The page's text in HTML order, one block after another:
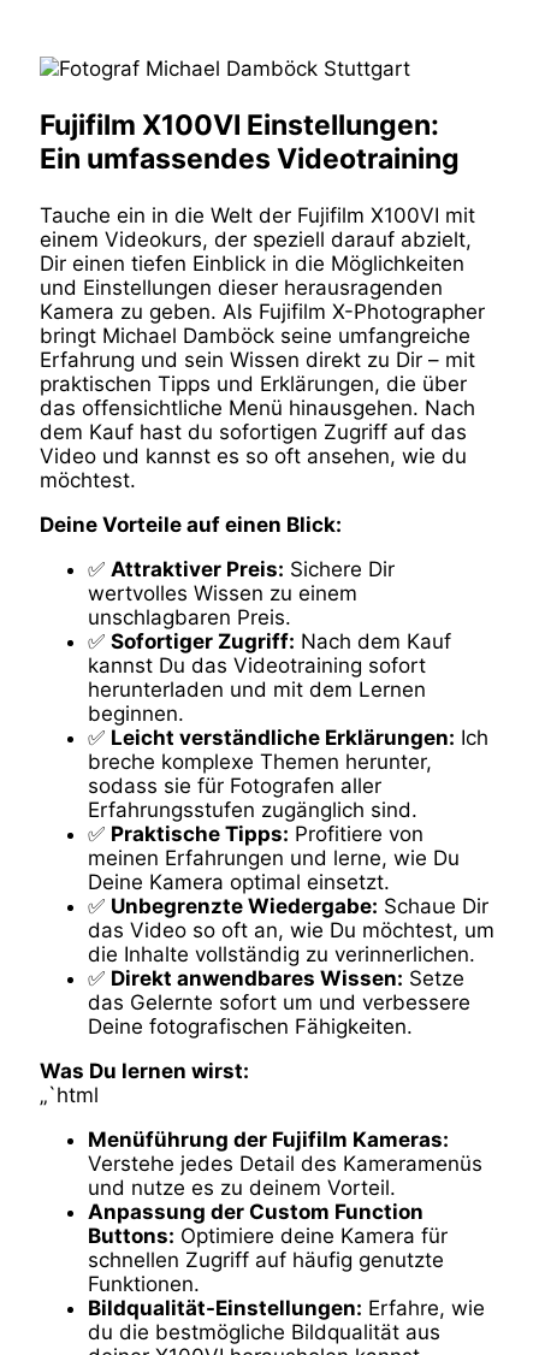
Fujifilm X100VI Einstellungen:
Ein umfassendes Videotraining
Tauche ein in die Welt der Fujifilm X100VI mit
einem Videokurs, der speziell darauf abzielt,
Dir einen tiefen Einblick in die Möglichkeiten
und Einstellungen dieser herausragenden
Kamera zu geben. Als Fujifilm X-Photographer
bringt Michael Damböck seine umfangreiche
Erfahrung und sein Wissen direkt zu Dir – mit
praktischen Tipps und Erklärungen, die über
das offensichtliche Menü hinausgehen. Nach
dem Kauf hast du sofortigen Zugriff auf das
Video und kannst es so oft ansehen, wie du
möchtest.
Deine Vorteile auf einen Blick:
✅ Attraktiver Preis: Sichere Dir
wertvolles Wissen zu einem
unschlagbaren Preis.
✅ Sofortiger Zugriff: Nach dem Kauf
kannst Du das Videotraining sofort
herunterladen und mit dem Lernen
beginnen.
✅ Leicht verständliche Erklärungen: Ich
breche komplexe Themen herunter,
sodass sie für Fotografen aller
Erfahrungsstufen zugänglich sind.
✅ Praktische Tipps: Profitiere von
meinen Erfahrungen und lerne, wie Du
Deine Kamera optimal einsetzt.
✅ Unbegrenzte Wiedergabe: Schaue Dir
das Video so oft an, wie Du möchtest, um
die Inhalte vollständig zu verinnerlichen.
✅ Direkt anwendbares Wissen: Setze
das Gelernte sofort um und verbessere
Deine fotografischen Fähigkeiten.
Was Du lernen wirst:
„`html
Menüführung der Fujifilm Kameras:
Verstehe jedes Detail des Kameramenüs
und nutze es zu deinem Vorteil.
Anpassung der Custom Function
Buttons: Optimiere deine Kamera für
schnellen Zugriff auf häufig genutzte
Funktionen.
Bildqualität-Einstellungen: Erfahre, wie
du die bestmögliche Bildqualität aus